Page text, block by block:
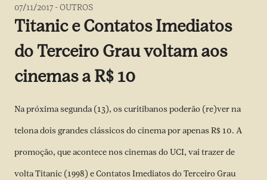
07/11/2017 -OUTROS
Titanic e Contatos Imediatos
do Terceiro Grau voltam aos
cinemas a R$ 10
Na próxima segunda (13), os curitibanos poderão (re)ver na
telona dois grandes clássicos do cinema por apenas R$ 10. A
promoção, que acontece nos cinemas do UCI, vai trazer de
volta Titanic (1998) e Contatos Imediatos do Terceiro Grau